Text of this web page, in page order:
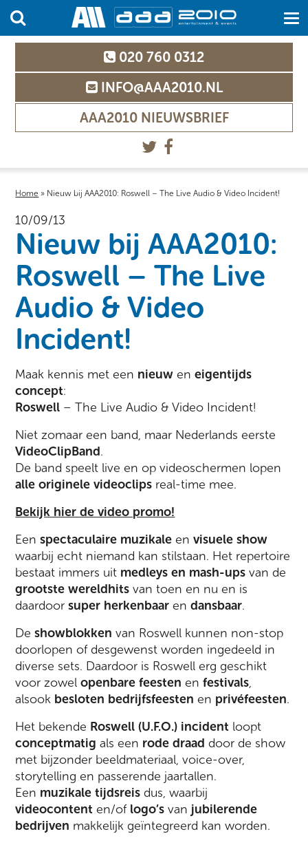
020 760 0312
INFO@AAA2010.NL
AAA2010 NIEUWSBRIEF
Home » Nieuw bij AAA2010: Roswell – The Live Audio & Video Incident!
10/09/13
Nieuw bij AAA2010:
Roswell – The Live
Audio & Video
Incident!
Maak kennis met een nieuw eneigentijds
concept:
Roswell – The Live Audio & Video Incident!
Niet zomaar een band, maar Nederlands eerste
VideoClipBand.
De band speelt live en op videoschermen lopen
alle originele videoclips real-time mee.
Bekijk hier de video promo!
Eenspectaculaire muzikale en visuele show
waarbij echt niemand kan stilstaan. Het repertoire
bestaat immers uit medleys en mash-ups van de
grootste wereldhits van toen en nu en is
daardoor super herkenbaar endansbaar.
Deshowblokken van Roswell kunnen non-stop
doorlopen of desgewenst worden ingedeeld in
diverse sets. Daardoor is Roswell erg geschikt
voor zowelopenbare feesten en festivals,
alsook besloten bedrijfsfeesten en privéfeesten.
Het bekende Roswell (U.F.O.) incident loopt
conceptmatig als een rode draad door de show
met bijzonder beeldmateriaal, voice-over,
storytelling en passerende jaartallen.
Een muzikale tijdsreis dus, waarbij
videocontent en/of logo’s van jubilerende
bedrijven makkelijk geïntegreerd kan worden.